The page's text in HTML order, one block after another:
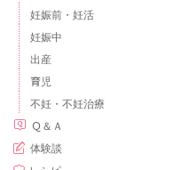
妊娠前・妊活
妊娠中
出産
育児
不妊・不妊治療
Ｑ＆Ａ
体験談